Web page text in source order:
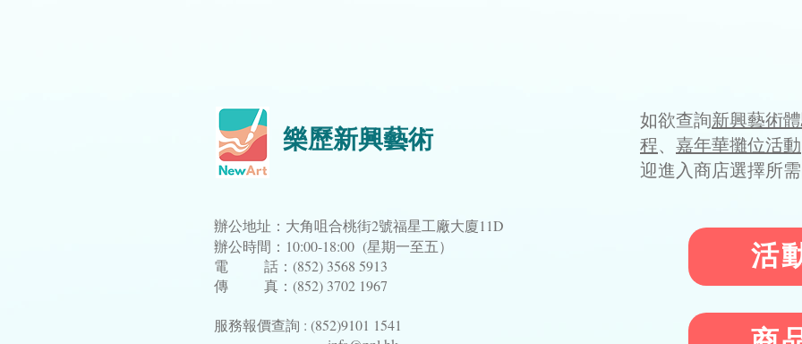
樂歷新興藝術
辦公地址：大角咀合桃街2號福星工廠大廈11D
辦公時間：10:00-18:00 (星期一至五）
電 話：(852) 3568 5913
傳 真：(852) 3702 1967
服務報價查詢 : (852)9101 1541
如欲查詢新興藝術
程、 嘉年華攤位活動
迎進入商店選擇所
活